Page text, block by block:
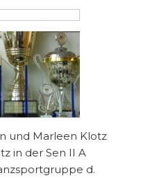
und Marleen Klotz
in der Sen II A
d.